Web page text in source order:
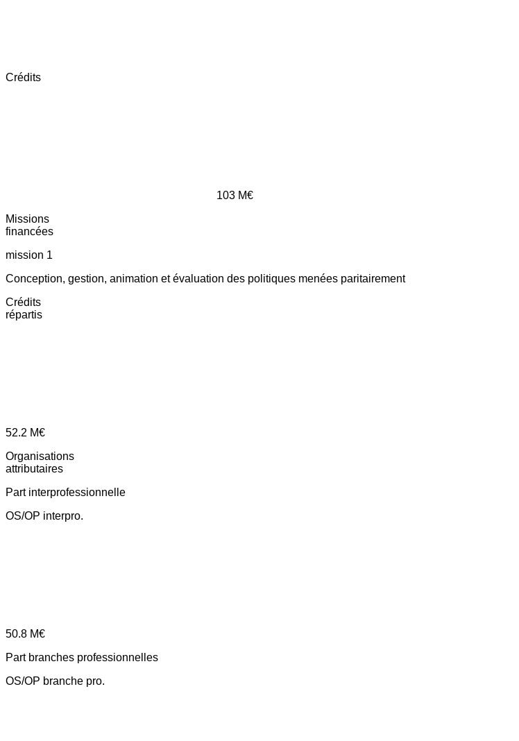
Crédits
103 M€
Missions
financées
mission 1
Conception, gestion, animation et évaluation des politiques menées paritairement
Crédits
répartis
52.2 M€
Organisations
attributaires
Part interprofessionnelle
OS/OP interpro.
50.8 M€
Part branches professionnelles
OS/OP branche pro.